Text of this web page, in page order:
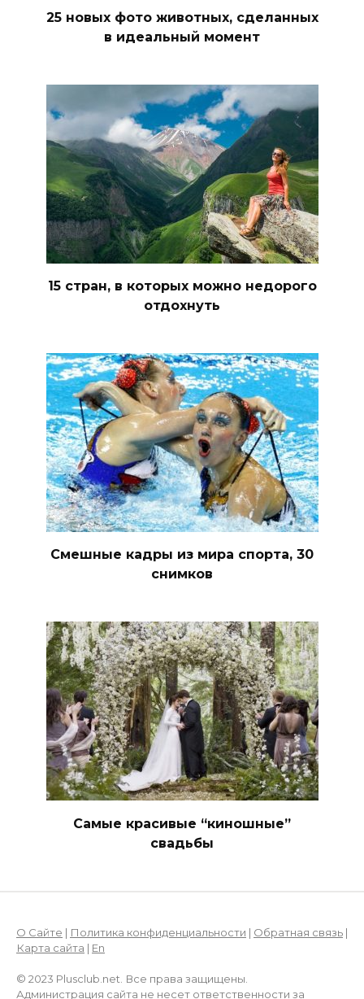
25 новых фото животных, сделанных
в идеальный момент
15 стран, в которых можно недорого
отдохнуть
Смешные кадры из мира спорта, 30
снимков
Самые красивые “киношные”
свадьбы
О Сайте | Политика конфиденциальности | Обратная связь |
Карта сайта | En
© 2023 Plusclub.net. Все права защищены.
Администрация сайта не несет ответственности за